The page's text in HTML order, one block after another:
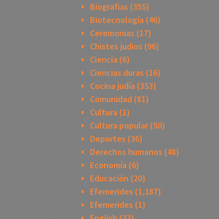
Biografias (355)
Biotecnología (46)
Ceremonias (17)
Chistes judios (96)
Ciencia (6)
Ciencias duras (16)
Cocina judía (353)
Comunidad (81)
Cultura (1)
Cultura popular(50)
Deportes (36)
Derechos humanos (48)
Economía (6)
Educación (20)
Efemerides (1,187)
Efemerides (1)